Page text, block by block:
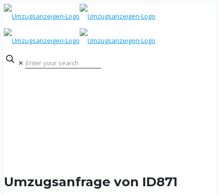
✕
Umzugsanfrage von ID871